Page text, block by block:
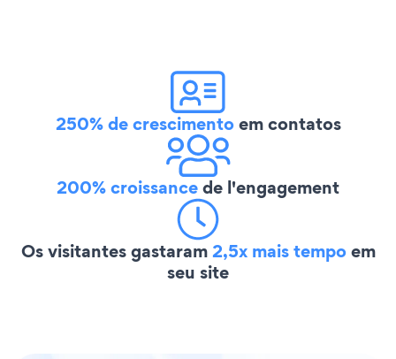
250% de crescimentoem contatos
200% croissancede l'engagement
Os visitantes gastaram2,5x mais tempoem
seu site